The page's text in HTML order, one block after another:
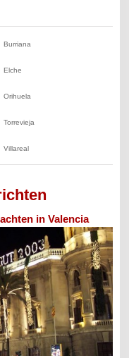
Burriana
Elche
Orihuela
Torrevieja
Villareal
in Valencia